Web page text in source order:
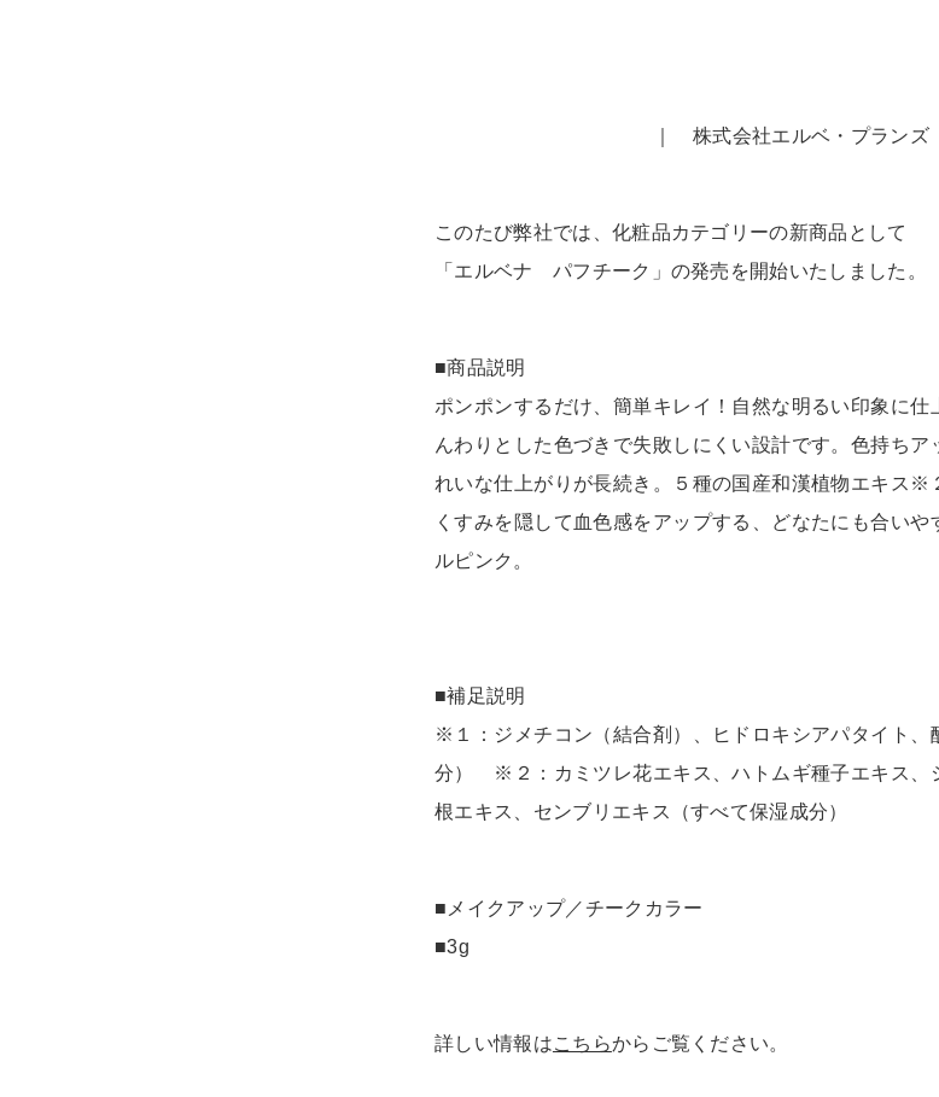
｜ 株式会社エルベ・プランズ
このたび弊社では、化粧品カテゴリーの新商品として
「エルベナ パフチーク」の発売を開始いたしました。
■商品説明
ポンポンするだけ、簡単キレイ！自然な明るい印象に仕
んわりとした色づきで失敗しにくい設計です。色持ち
れいな仕上がりが長続き。５種の国産和漢植物エキス※
くすみを隠して血色感をアップする、どなたにも合い
ルピンク。
■補足説明
※１：ジメチコン（結合剤）、ヒドロキシアパタイト、
分） ※２：カミツレ花エキス、ハトムギ種子エキス、
根エキス、センブリエキス（すべて保湿成分）
■メイクアップ／チークカラー
■3g
詳しい情報はこちらからご覧ください。